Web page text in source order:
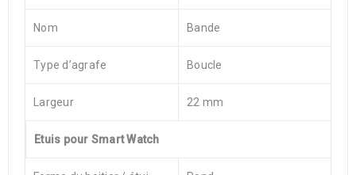
Nom Bande
Type d’agrafe Boucle
Largeur 22 mm
Etuis pour Smart Watch